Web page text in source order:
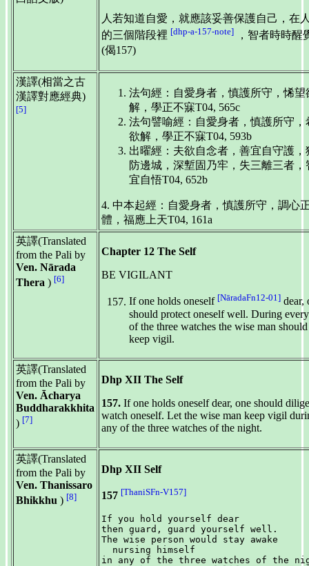
人若知道自愛，就應該妥善保護自己，在
的三個階段裡 [dhp-a-157-note] ，智者時時醒
(偈157)
漢譯(相當之古
漢譯對應經典)
[5]
法句經：自愛身者，慎護所守，悕望
解，學正不寐T04, 565c
法句譬喻經：自愛身者，慎護所守，
欲解，學正不寐T04, 593b
出曜經：夫欲自念者，善宜自守護，
防邊城，深塹固乃牢，失三離三者，
宜自悟T04, 652b
4. 中本起經：自愛身者，慎護所守，調心
體，福應上天T04, 161a
英譯(Translated
from the Pali by
Ven. Nārada
Thera ) [6]
Chapter 12 The Self
BE VIGILANT
If one holds oneself [NāradaFn12-01] dear,
should protect oneself well. During
of the three watches the wise man should
keep vigil.
英譯(Translated
from the Pali by
Ven. Ācharya
Buddharakkhita
) [7]
Dhp XII The Self
157. If one holds oneself dear, one should
watch oneself. Let the wise man keep vigil
any of the three watches of the night.
英譯(Translated
from the Pali by
Ven. Thanissaro
Bhikkhu ) [8]
Dhp XII Self
157 [ThaniSFn-V157]
If you hold yourself dear
then guard, guard yourself well.
The wise person would stay awake
  nursing himself
in any of the three watches of the